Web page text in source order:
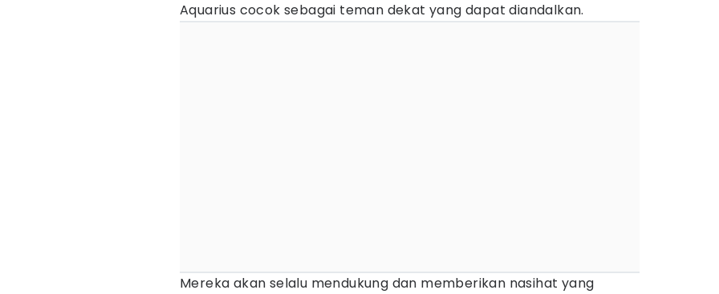
Aquarius cocok sebagai teman dekat yang dapat diandalkan.
Mereka akan selalu mendukung dan memberikan nasihat yang